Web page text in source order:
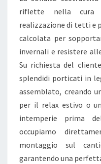
riflette nella cura
realizzazione di tetti e
calcolata per
invernali e resistere
Su richiesta del
splendidi porticati in
assemblato, creando
per il relax estivo o
intemperie prima
occupiamo
montaggio sul
garantendo una